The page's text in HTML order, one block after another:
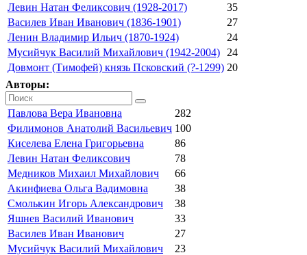
Левин Натан Феликсович (1928-2017)
35
Василев Иван Иванович (1836-1901)
27
Ленин Владимир Ильич (1870-1924)
24
Мусийчук Василий Михайлович (1942-2004)
24
Довмонт (Тимофей) князь Псковский (?-1299) 20
Авторы:
Павлова Вера Ивановна
282
Филимонов Анатолий Васильевич 100
Киселева Елена Григорьевна
86
Левин Натан Феликсович
78
Медников Михаил Михайлович
66
Акинфиева Ольга Вадимовна
38
Смолькин Игорь Александрович
38
Яшнев Василий Иванович
33
Василев Иван Иванович
27
Мусийчук Василий Михайлович
23